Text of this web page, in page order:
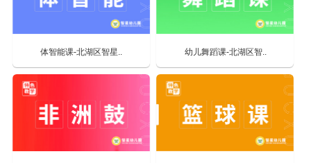
体智能课-北湖区智星.. 幼儿舞蹈课-北湖区智..